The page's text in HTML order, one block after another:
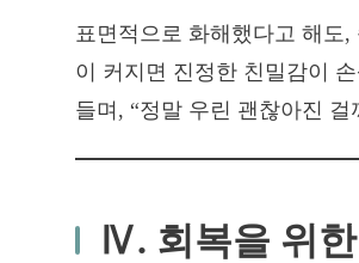
표면적으로 화해했다고 해도
이 커지면 진정한 친밀감이
들며, “정말 우린 괜찮아진
Ⅳ. 회복을 위